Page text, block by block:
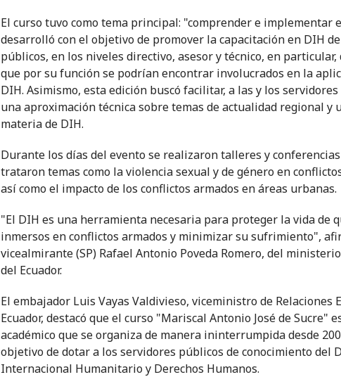
El curso tuvo como tema principal: "comprender e implementar
desarrolló con el objetivo de promover la capacitación en DIH
públicos, en los niveles directivo, asesor y técnico, en particular,
que por su función se podrían encontrar involucrados en la
DIH. Asimismo, esta edición buscó facilitar, a las y los
una aproximación técnica sobre temas de actualidad regional y
materia de DIH.
Durante los días del evento se realizaron talleres y
trataron temas como la violencia sexual y de género en
así como el impacto de los conflictos armados en áreas urbanas.
"El DIH es una herramienta necesaria para proteger la vida de
inmersos en conflictos armados y minimizar su sufrimiento",
vicealmirante (SP) Rafael Antonio Poveda Romero, del
del Ecuador.
El embajador Luis Vayas Valdivieso, viceministro de Relaciones
Ecuador, destacó que el curso "Mariscal Antonio José de Sucre"
académico que se organiza de manera ininterrumpida desde
objetivo de dotar a los servidores públicos de conocimiento del
Internacional Humanitario y Derechos Humanos.